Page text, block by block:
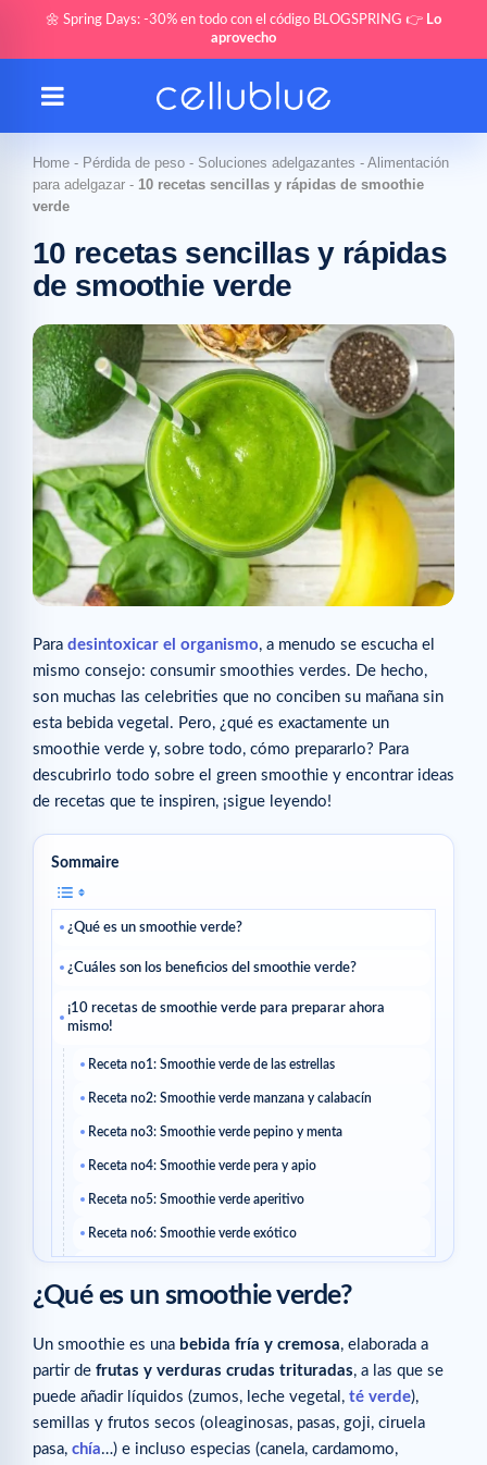
🌼 Spring Days: -30% en todo con el código BLOGSPRING 👉 Lo
aprovecho
Home - Pérdida de peso - Soluciones adelgazantes - Alimentación
para adelgazar - 10 recetas sencillas y rápidas de smoothie
verde
10 recetas sencillas y rápidas
de smoothie verde
Para desintoxicar el organismo, a menudo se escucha el
mismo consejo: consumir smoothies verdes. De hecho,
son muchas las celebrities que no conciben su mañana sin
esta bebida vegetal. Pero, ¿qué es exactamente un
smoothie verde y, sobre todo, cómo prepararlo? Para
descubrirlo todo sobre el green smoothie y encontrar ideas
de recetas que te inspiren, ¡sigue leyendo!
Sommaire
¿Qué es un smoothie verde?
¿Cuáles son los beneficios del smoothie verde?
¡10 recetas de smoothie verde para preparar ahora
mismo!
Receta no1: Smoothie verde de las estrellas
Receta no2: Smoothie verde manzana y calabacín
Receta no3: Smoothie verde pepino y menta
Receta no4: Smoothie verde pera y apio
Receta no5: Smoothie verde aperitivo
Receta no6: Smoothie verde exótico
Receta no7: Smoothie verde hinojo y chía
Receta no8: Smoothie verde con bayas y lino
Receta no10: Smoothie verde brócoli y coco
Artículos relacionados
¿Qué es un smoothie verde?
Un smoothie es una bebida fría y cremosa, elaborada a
partir de frutas y verduras crudas trituradas, a las que se
puede añadir líquidos (zumos, leche vegetal, té verde),
semillas y frutos secos (oleaginosas, pasas, goji, ciruela
pasa, chía…) e incluso especias (canela, cardamomo,